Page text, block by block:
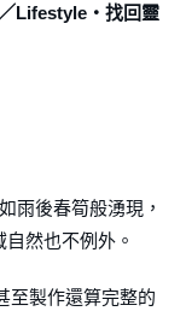
Lifestyle・找回靈
雨後春筍般湧現，
然也不例外。
至製作還算完整的